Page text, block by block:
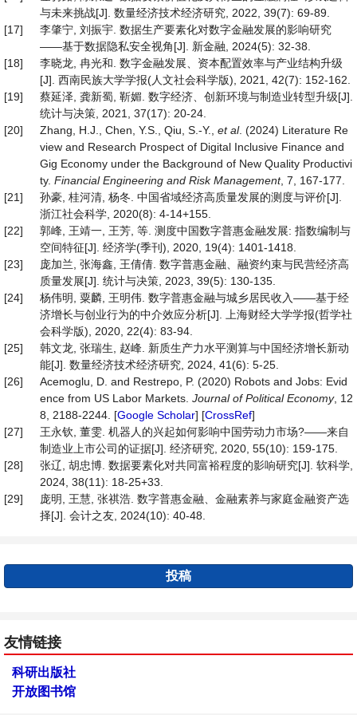
与未来挑战[J]. 数量经济技术经济研究, 2022, 39(7): 69-89.
[17]
李肇宁, 刘振宇. 数据生产要素化对数字金融发展的影响研究
——基于数据隐私安全视角[J]. 新金融, 2024(5): 32-38.
[18]
李晓龙, 冉光和. 数字金融发展、资本配置效率与产业结构升级
[J]. 西南民族大学学报(人文社会科学版), 2021, 42(7): 152-162.
[19]
蔡延泽, 龚新蜀, 靳媚. 数字经济、创新环境与制造业转型升级[J].
统计与决策, 2021, 37(17): 20-24.
[20]
Zhang, H.J., Chen, Y.S., Qiu, S.-Y., et al. (2024) Literature Re
view and Research Prospect of Digital Inclusive Finance and
Gig Economy under the Background of New Quality Productivi
ty. Financial Engineering and Risk Management, 7, 167-177.
[21]
孙豪, 桂河清, 杨冬. 中国省域经济高质量发展的测度与评价[J].
浙江社会科学, 2020(8): 4-14+155.
[22]
郭峰, 王靖一, 王芳, 等. 测度中国数字普惠金融发展: 指数编制与
空间特征[J]. 经济学(季刊), 2020, 19(4): 1401-1418.
[23]
庞加兰, 张海鑫, 王倩倩. 数字普惠金融、融资约束与民营经济高
质量发展[J]. 统计与决策, 2023, 39(5): 130-135.
[24]
杨伟明, 粟麟, 王明伟. 数字普惠金融与城乡居民收入——基于经
济增长与创业行为的中介效应分析[J]. 上海财经大学学报(哲学社
会科学版), 2020, 22(4): 83-94.
[25]
韩文龙, 张瑞生, 赵峰. 新质生产力水平测算与中国经济增长新动
能[J]. 数量经济技术经济研究, 2024, 41(6): 5-25.
[26]
Acemoglu, D. and Restrepo, P. (2020) Robots and Jobs: Evid
ence from US Labor Markets. Journal of Political Economy, 12
8, 2188-2244. [Google Scholar] [CrossRef]
[27]
王永钦, 董雯. 机器人的兴起如何影响中国劳动力市场?——来自
制造业上市公司的证据[J]. 经济研究, 2020, 55(10): 159-175.
[28]
张辽, 胡忠博. 数据要素化对共同富裕程度的影响研究[J]. 软科学,
2024, 38(11): 18-25+33.
[29]
庞明, 王慧, 张祺浩. 数字普惠金融、金融素养与家庭金融资产选
择[J]. 会计之友, 2024(10): 40-48.
投稿
友情链接
科研出版社
开放图书馆